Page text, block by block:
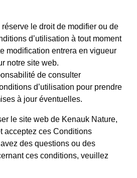
le droit de modifier ou de
d’utilisation à tout moment
modification entrera en vigueur
notre site web.
de consulter
d’utilisation pour prendre
à jour éventuelles.
le site web de Kenauk Nature,
acceptez ces Conditions
des questions ou des
ces conditions, veuillez